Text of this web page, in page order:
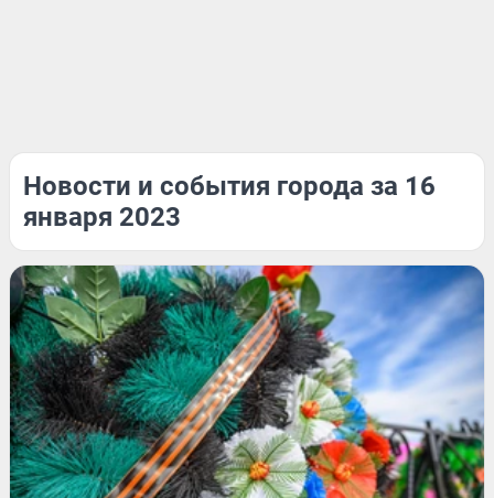
Новости и события города за 16
января 2023